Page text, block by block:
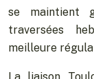
se maintient
traversées
meilleure